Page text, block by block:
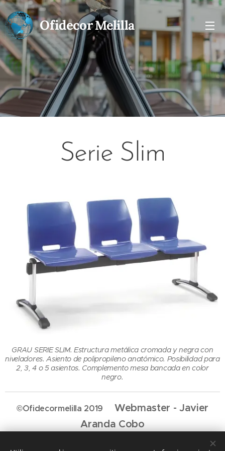
OfidecorMelilla
Serie Slim
GRAU SERIE SLIM. Estructura metálica cromada y negra con
niveladores. Asiento de polipropileno anatómico. Posibilidad para
2, 3, 4 o 5 asientos. Complemento mesa bancada en color
negro.
©Ofidecormelilla 2019
Webmaster - Javier
Aranda Cobo